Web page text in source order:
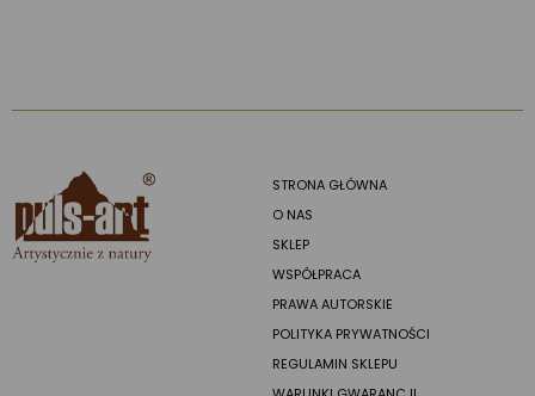
STRONA GŁÓWNA
O NAS
SKLEP
WSPÓŁPRACA
PRAWA AUTORSKIE
POLITYKA PRYWATNOŚCI
REGULAMIN SKLEPU